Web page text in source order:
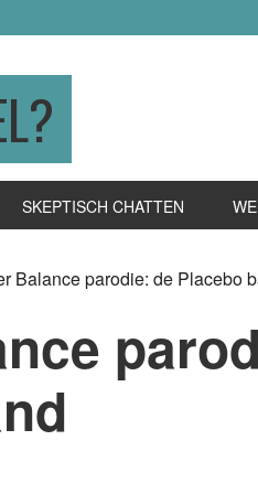
SKEPTISCH CHATTEN
Balance parodie: de Placebo